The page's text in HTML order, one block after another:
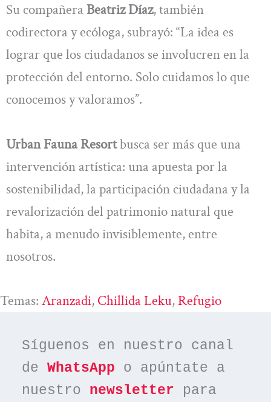
Su compañera Beatriz Díaz, también
codirectora y ecóloga, subrayó: “La idea es
lograr que los ciudadanos se involucren en la
protección del entorno. Solo cuidamos lo que
conocemos y valoramos”.
Urban Fauna Resortbusca ser más que una
intervención artística: una apuesta por la
sostenibilidad, la participación ciudadana y la
revalorización del patrimonio natural que
habita, a menudo invisiblemente, entre
nosotros.
Temas: Aranzadi, Chillida Leku, Refugio
Síguenos en nuestro canal
de WhatsApp o apúntate a
nuestro newsletter para